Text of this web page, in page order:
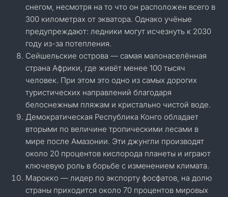
снегом, несмотря на то что он расположен всего в
300 километрах от экватора. Однако учёные
предупреждают: ледники могут исчезнуть к 2030
году из-за потепления.
Сейшельские острова — самая малонаселённая
страна Африки, где живёт менее 100 тысяч
человек. При этом это одно из самых дорогих
туристических направлений благодаря
белоснежным пляжам и кристально чистой воде.
Демократическая Республика Конго обладает
вторыми по величине тропическими лесами в
мире после Амазонии. Эти джунгли производят
около 20 процентов кислорода планеты и играют
ключевую роль в борьбе с изменением климата.
Марокко — лидер по экспорту фосфатов, на долю
страны приходится около 70 процентов мировых